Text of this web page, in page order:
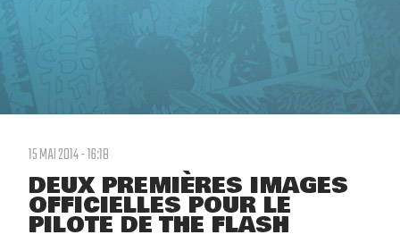
15 MAI 2014 - 16:18
DEUX PREMIÈRES IMAGES
OFFICIELLES POUR LE
PILOTE DE THE FLASH